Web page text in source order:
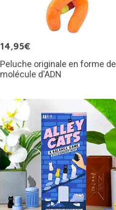
14,95€
Peluche originale en forme de
molécule d'ADN